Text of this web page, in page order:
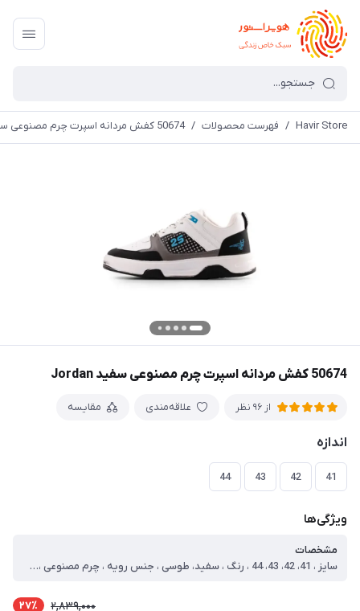
Havir Store
/ فهرست محصولات / 50674 کفش مردانه اسپرت چرم مصنوعی سفید Jordan
50674 کفش مردانه اسپرت چرم مصنوعی سفید Jordan
از 96 نظر علاقه‌مندی مقایسه
اندازه
41
42
43
44
ویژگی‌ها
مشخصات
سایز ، 41، 42، 43، 44 ، رنگ ، سفید، طوسی ، جنس رویه ، چرم مصنوعی ، جنس زیره ، Pu ، نحوه بسته شدن ، بند ، نوع ، اسپرت ، سایز 41 ، طول داخل کفش=25.8 ، سایز 42 ، طول داخل کفش=26.4 ، سایز 43 ، طول داخل کفش=27.2 ، سایز 44 ، طول داخل کفش=27.9
2,839,000 27٪